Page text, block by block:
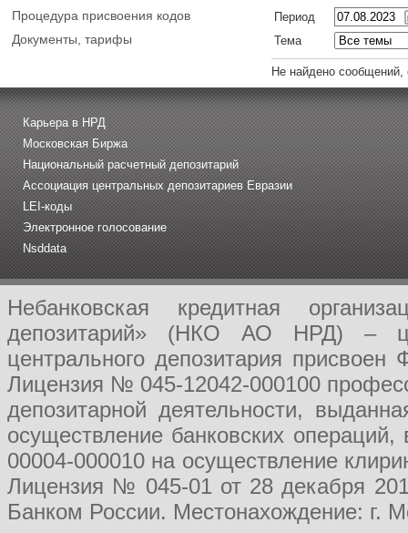
Процедура присвоения кодов
Документы, тарифы
Период
Тема
Не найдено
Карьера в НРД
Московская Биржа
Национальный расчетный депозитарий
Ассоциация центральных депозитариев Евразии
LEI-коды
Электронное голосование
Nsddata
Небанковская кредитная
депозитарий» (НКО АО НРД) –
центрального депозитария
Лицензия № 045-12042-000100
депозитарной деятельности,
осуществление банковских
00004-000010 на осуществление
Лицензия № 045-01 от 28 декабря
Банком России. Местонахождение: г.